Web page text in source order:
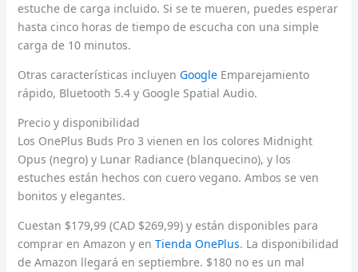
estuche de carga incluido. Si se te mueren, puedes esperar
hasta cinco horas de tiempo de escucha con una simple
carga de 10 minutos.
Otras características incluyen GoogleEmparejamiento
rápido, Bluetooth 5.4 y Google Spatial Audio.
Precio y disponibilidad
Los OnePlus Buds Pro 3 vienen en los colores Midnight
Opus (negro) y Lunar Radiance (blanquecino), y los
estuches están hechos con cuero vegano. Ambos se ven
bonitos y elegantes.
Cuestan $179,99 (CAD $269,99) y están disponibles para
comprar en Amazon y en Tienda OnePlus. La disponibilidad
de Amazon llegará en septiembre. $180 no es un mal